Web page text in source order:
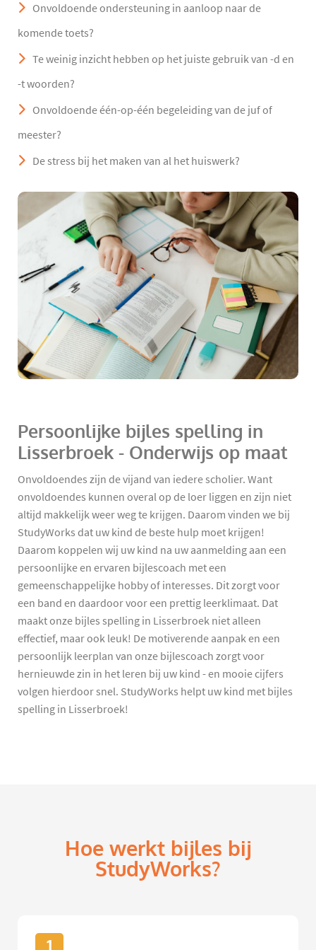
Onvoldoende ondersteuning in aanloop naar de
komende toets?
Te weinig inzicht hebben op het juiste gebruik van -d en
-t woorden?
Onvoldoende één-op-één begeleiding van de juf of
meester?
De stress bij het maken van al het huiswerk?
Persoonlijke bijles spelling in
Lisserbroek - Onderwijs op maat
Onvoldoendes zijn de vijand van iedere scholier. Want
onvoldoendes kunnen overal op de loer liggen en zijn niet
altijd makkelijk weer weg te krijgen. Daarom vinden we bij
StudyWorks dat uw kind de beste hulp moet krijgen!
Daarom koppelen wij uw kind na uw aanmelding aan een
persoonlijke en ervaren bijlescoach met een
gemeenschappelijke hobby of interesses. Dit zorgt voor
een band en daardoor voor een prettig leerklimaat. Dat
maakt onze bijles spelling in Lisserbroek niet alleen
effectief, maar ook leuk! De motiverende aanpak en een
persoonlijk leerplan van onze bijlescoach zorgt voor
hernieuwde zin in het leren bij uw kind - en mooie cijfers
volgen hierdoor snel. StudyWorks helpt uw kind met bijles
spelling in Lisserbroek!
Hoe werkt bijles bij
StudyWorks?